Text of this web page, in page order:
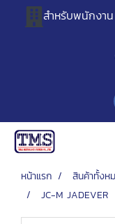
สำหรับพนักงาน
หน้าแรก สินค้าทั้งห
JC-M JADEVER